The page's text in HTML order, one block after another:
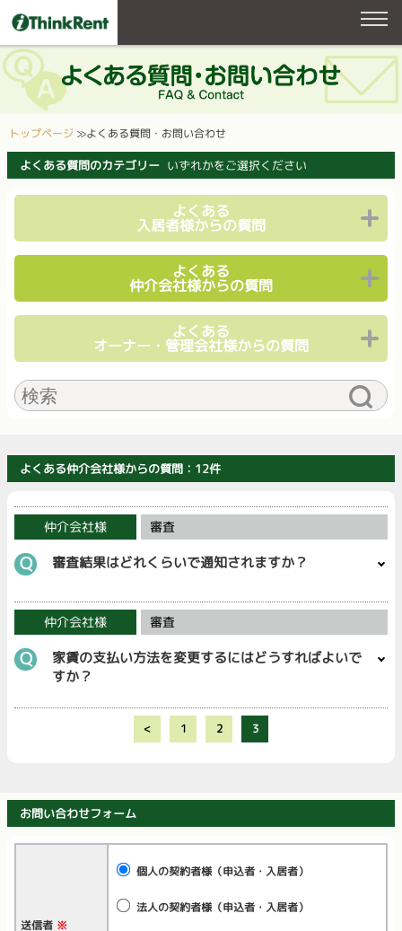
トップページ ≫よくある質問・お問い合わせ
よくある質問のカテゴリー いずれかをご選択ください
よくある
入居者様からの質問
よくある
仲介会社様からの質問
よくある
オーナー・管理会社様からの質問
よくある仲介会社様からの質問：12件
仲介会社様 審査
Ｑ 審査結果はどれくらいで通知されますか？
仲介会社様 審査
Ｑ
家賃の支払い方法を変更するにはどうすればよいで
すか？
< 1 2 3
お問い合わせフォーム
送信者 ※
個人の契約者様（申込者・入居者）
法人の契約者様（申込者・入居者）